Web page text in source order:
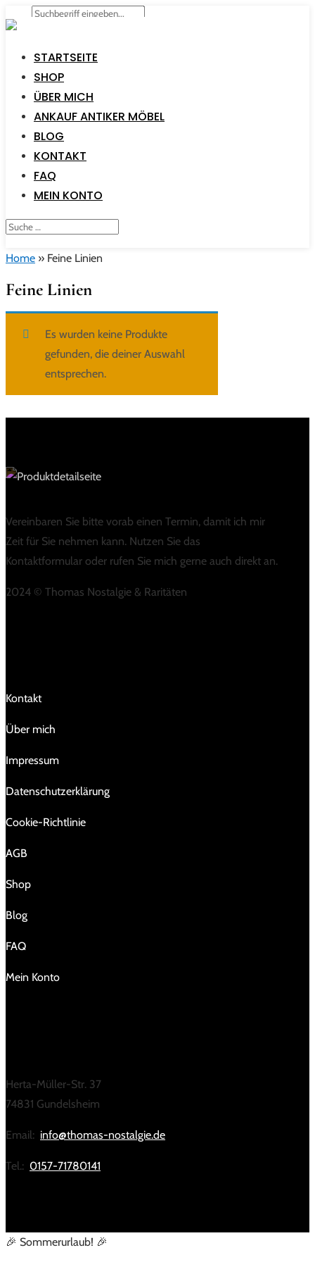
STARTSEITE
SHOP
ÜBER MICH
ANKAUF ANTIKER MÖBEL
BLOG
KONTAKT
FAQ
MEIN KONTO
Home » Feine Linien
Feine Linien
Es wurden keine Produkte
gefunden, die deiner Auswahl
entsprechen.
Vereinbaren Sie bitte vorab einen Termin, damit ich mir
Zeit für Sie nehmen kann. Nutzen Sie das
Kontaktformular oder rufen Sie mich gerne auch direkt an.
2024 © Thomas Nostalgie & Raritäten
Kontakt
Über mich
Impressum
Da­ten­schutz­er­klä­rung
Cookie-Richtlinie
AGB
Shop
Blog
FAQ
Mein Konto
Herta-Müller-Str. 37
74831 Gundelsheim
Email: info@thomas-nostalgie.de
Tel.: 0157-71780141
🎉 Sommerurlaub! 🎉